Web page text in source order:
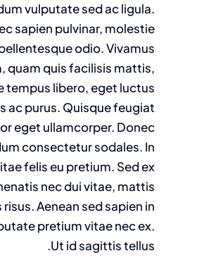
vulputate sed ac ligula.
sapien pulvinar, molestie
odio. Vivamus
quam quis facilisis mattis,
tempus libero, eget luctus
ac purus. Quisque feugiat
eget ullamcorper. Donec
consectetur sodales. In
felis eu pretium. Sed ex
nec dui vitae, mattis
Aenean sed sapien in
pretium vitae nec ex.
Ut id sagittis tellus.